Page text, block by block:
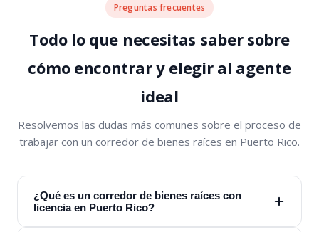
Preguntas frecuentes
Todo lo que necesitas saber sobre
cómo encontrar y elegir al agente
ideal
Resolvemos las dudas más comunes sobre el proceso de
trabajar con un corredor de bienes raíces en Puerto Rico.
¿Qué es un corredor de bienes raíces con
licencia en Puerto Rico?